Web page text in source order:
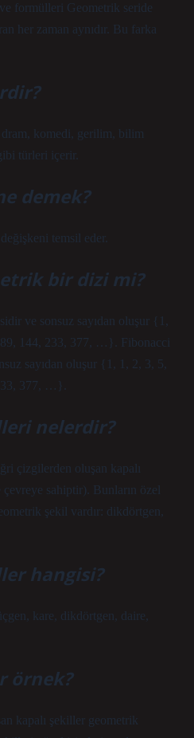
formülleri Geometrik seride
her zaman aynıdır. Bu farka
komedi, gerilim, bilim
türleri içerir.
demek?
temsil eder.
bir dizi mi?
ve sonsuz sayıdan oluşur {1,
89, 144, 233, 377, …}. Fibonacci
sayıdan oluşur {1, 1, 2, 3, 5,
377, …}.
nelerdir?
çizgilerden oluşan kapalı
sahiptir). Bunların özel
şekil vardır: dikdörtgen,
hangisi?
kare, dikdörtgen, daire,
örnek?
kapalı şekiller geometrik